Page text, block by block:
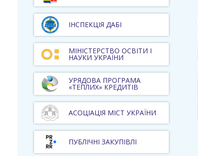
ІНСПЕКЦІЯ ДАБІ
МІНІСТЕРСТВО ОСВІТИ І
НАУКИ УКРАЇНИ
УРЯДОВА ПРОГРАМА
«ТЕПЛИХ» КРЕДИТІВ
АСОЦІАЦІЯ МІСТ УКРАЇНИ
ПУБЛІЧНІ ЗАКУПІВЛІ